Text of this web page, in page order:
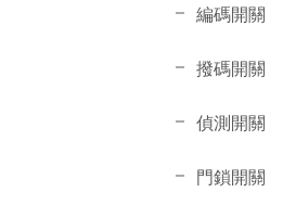
編碼開關
撥碼開關
偵測開關
門鎖開關